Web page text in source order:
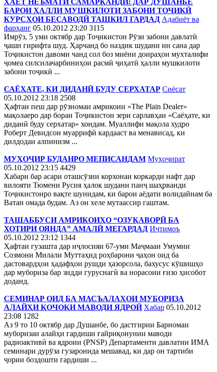
ҲАЁТ НЕЪМАТИ САМАРҚАНДӢ: ДАР ДУШАНБЕ
БАРОИ ҲАЛЛИ МУШКИЛОТИ ЗАБОНИ ТОҶИКӢ
КУРСҲОИ БЕСАВОДӢ ТАШКИЛ ГАРДАД Адабиёт ва
фарҳанг 05.10.2012 23:20 3115
Имрӯз, 5 уми октябр дар Тоҷикистон Рӯзи забони давлатӣ
ҷашн гирифта шуд. Ҳарчанд бо наздик шудани ин сана дар
Тоҷикистон давоми чанд сол боз миёни доираҳои мухталифи
ҷомеа силсилачарбиниҳои расмӣ ҷиҳатӣ ҳалли мушкилоти
забони тоҷикӣ ...
САЁҲАТЕ, КИ ДИДАНӢ БУДУ СЕРХАТАР Сиёсат
05.10.2012 23:18 2508
Ҳафтаи пеш дар рӯзномаи амрикоии «The Plain Dealer»
мақолаеро дар бораи Тоҷикистон зери сарлавҳаи «Саёҳате, ки
диданӣ буду серхатар» хондам. Муаллифи мақола худро
Роберт Девидсон муаррифӣ кардааст ва менависад, ки
дилдодаи алпинизм ...
МУҲОҶИР БУДАНРО МЕПИСАНДАМ Муҳоҷират
05.10.2012 23:15 4429
Хабари бар асари оташсӯзии корхонаи коркарди нафт дар
вилояти Тюмени Русия ҳалок шудани панҷ шаҳрванди
Тоҷикистонро вақте шунидам, ки барои аёдати волидайнам ба
Ватан омада будам. Аз он хеле мутаассир гаштам.
ТАШАББУСИ АМРИКОИҲО “ОЗУҚАВОРӢ БА
ХОТИРИ ОЯНДА” АМАЛӢ МЕГАРДАД Иҷтимоъ
05.10.2012 23:12 1344
Ҳафтаи гузашта дар иҷлосияи 67-уми Маҷмааи Умумии
Созмони Милали Муттаҳид роҳбарони ҷаҳон оид ба
дастовардҳои ҳадафҳои рушди ҳазорсола, бахусус кӯшишҳо
дар мубориза бар зидди гуруснагӣ ва норасоии ғизо ҳисобот
доданд.
СЕМИНАР ОИД БА МАСЪАЛАҲОИ МУБОРИЗА
АЛАЙҲИ ҚОЧОҚИ МАВОДИ ЯДРОӢ Хабар 05.10.2012
23:08 1282
Аз 9 то 10 октябр дар Душанбе, бо дастгирии Барномаи
муборизаи алайҳи гардиши ғайриқонунии маводи
радиоактивӣ ва ядроии (PNSP) Департаменти давлатии ИМА
семинари дурӯза гузаронида мешавад, ки дар он тартиби
ҷории боздошти гардиши ...